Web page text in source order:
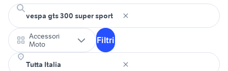
Accessori
Moto
Filtri